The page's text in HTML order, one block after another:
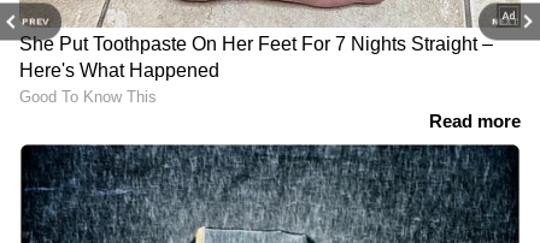
PREV NEXT